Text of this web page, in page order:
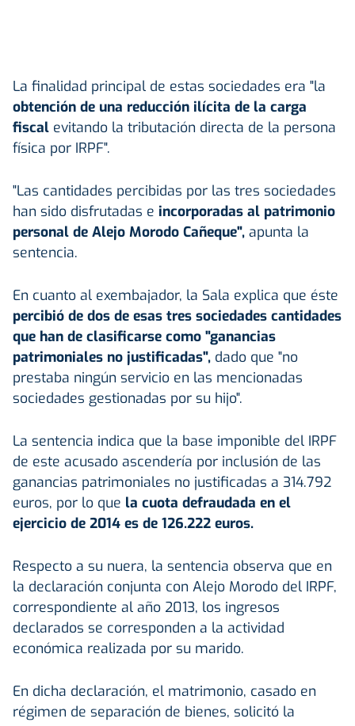
La finalidad principal de estas sociedades era "la
obtención de una reducción ilícita de la carga
fiscal evitando la tributación directa de la persona
física por IRPF".
"Las cantidades percibidas por las tres sociedades
han sido disfrutadas e incorporadas al patrimonio
personal de Alejo Morodo Cañeque", apunta la
sentencia.
En cuanto al exembajador, la Sala explica que éste
percibió de dos de esas tres sociedades cantidades
que han de clasificarse como "ganancias
patrimoniales no justificadas", dado que "no
prestaba ningún servicio en las mencionadas
sociedades gestionadas por su hijo".
La sentencia indica que la base imponible del IRPF
de este acusado ascendería por inclusión de las
ganancias patrimoniales no justificadas a 314.792
euros, por lo que la cuota defraudada en el
ejercicio de 2014 es de 126.222 euros.
Respecto a su nuera, la sentencia observa que en
la declaración conjunta con Alejo Morodo del IRPF,
correspondiente al año 2013, los ingresos
declarados se corresponden a la actividad
económica realizada por su marido.
En dicha declaración, el matrimonio, casado en
régimen de separación de bienes, solicitó la